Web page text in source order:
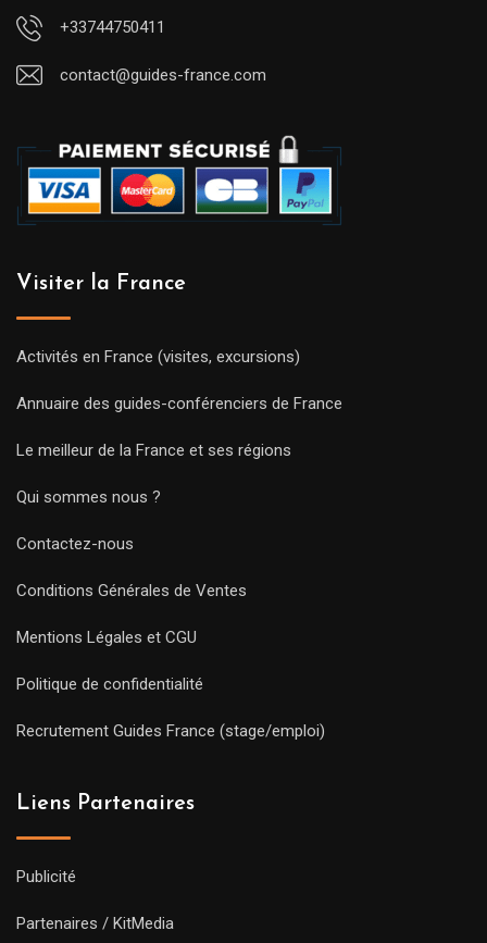
+33744750411
contact@guides-france.com
Visiter la France
Activités en France (visites, excursions)
Annuaire des guides-conférenciers de France
Le meilleur de la France et ses régions
Qui sommes nous ?
Contactez-nous
Conditions Générales de Ventes
Mentions Légales et CGU
Politique de confidentialité
Recrutement Guides France (stage/emploi)
Liens Partenaires
Publicité
Partenaires / KitMedia